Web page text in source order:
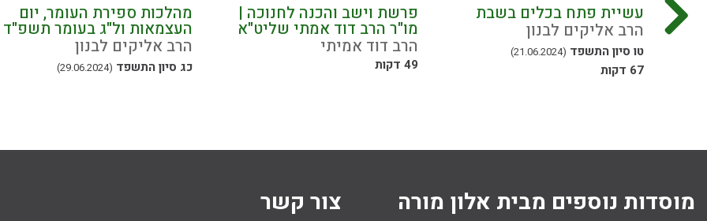
עשיית פתח בכלים בשבת
הרב אליקים לבנון
טו סיון התשפד (21.06.2024)
67 דקות
פרשת וישב והכנה לחנוכה |
מו"ר הרב דוד אמתי שליט"א
הרב דוד אמיתי
49 דקות
מהלכות ספירת העומר, יום
העצמאות ול"ג בעומר תשפ"ד
הרב אליקים לבנון
כג סיון התשפד (29.06.2024)
מוסדות נוספים מבית אלון מורה צור קשר